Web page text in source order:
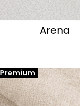
Arena
Premium